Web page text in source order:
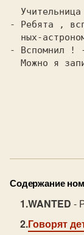
- Ребята ,
- Вспомнил !
Содержание
WANTED -
Говорят